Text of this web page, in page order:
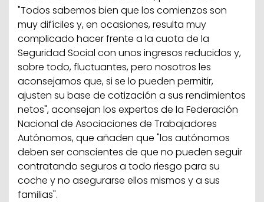
"Todos sabemos bien que los comienzos son
muy difíciles y, en ocasiones, resulta muy
complicado hacer frente a la cuota de la
Seguridad Social con unos ingresos reducidos y,
sobre todo, fluctuantes, pero nosotros les
aconsejamos que, si se lo pueden permitir,
ajusten su base de cotización a sus rendimientos
netos", aconsejan los expertos de la Federación
Nacional de Asociaciones de Trabajadores
Autónomos, que añaden que "los autónomos
deben ser conscientes de que no pueden seguir
contratando seguros a todo riesgo para su
coche y no asegurarse ellos mismos y a sus
familias".